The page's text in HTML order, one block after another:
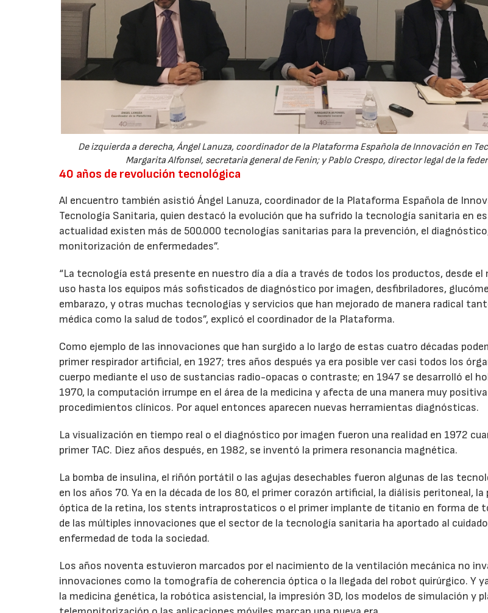
De izquierda a derecha, Ángel Lanuza, coordinador de la Plataforma Española de Innovación en
Margarita Alfonsel, secretaria general de Fenin; y Pablo Crespo, director legal de la
40 años de revolución tecnológica
Al encuentro también asistió Ángel Lanuza, coordinador de la Plataforma Española de
Tecnología Sanitaria, quien destacó la evolución que ha sufrido la tecnología sanitaria en
actualidad existen más de 500.000 tecnologías sanitarias para la prevención, el
monitorización de enfermedades”.
“La tecnología está presente en nuestro día a día a través de todos los productos, desde el
uso hasta los equipos más sofisticados de diagnóstico por imagen, desfibriladores,
embarazo, y otras muchas tecnologías y servicios que han mejorado de manera radical
médica como la salud de todos”, explicó el coordinador de la Plataforma.
Como ejemplo de las innovaciones que han surgido a lo largo de estas cuatro décadas
primer respirador artificial, en 1927; tres años después ya era posible ver casi todos los
cuerpo mediante el uso de sustancias radio-opacas o contraste; en 1947 se desarrolló el
1970, la computación irrumpe en el área de la medicina y afecta de una manera muy
procedimientos clínicos. Por aquel entonces aparecen nuevas herramientas diagnósticas.
La visualización en tiempo real o el diagnóstico por imagen fueron una realidad en 1972
primer TAC. Diez años después, en 1982, se inventó la primera resonancia magnética.
La bomba de insulina, el riñón portátil o las agujas desechables fueron algunas de las
en los años 70. Ya en la década de los 80, el primer corazón artificial, la diálisis peritoneal,
óptica de la retina, los stents intraprostaticos o el primer implante de titanio en forma de
de las múltiples innovaciones que el sector de la tecnología sanitaria ha aportado al cuidado
enfermedad de toda la sociedad.
Los años noventa estuvieron marcados por el nacimiento de la ventilación mecánica no
innovaciones como la tomografía de coherencia óptica o la llegada del robot quirúrgico. Y
la medicina genética, la robótica asistencial, la impresión 3D, los modelos de simulación y